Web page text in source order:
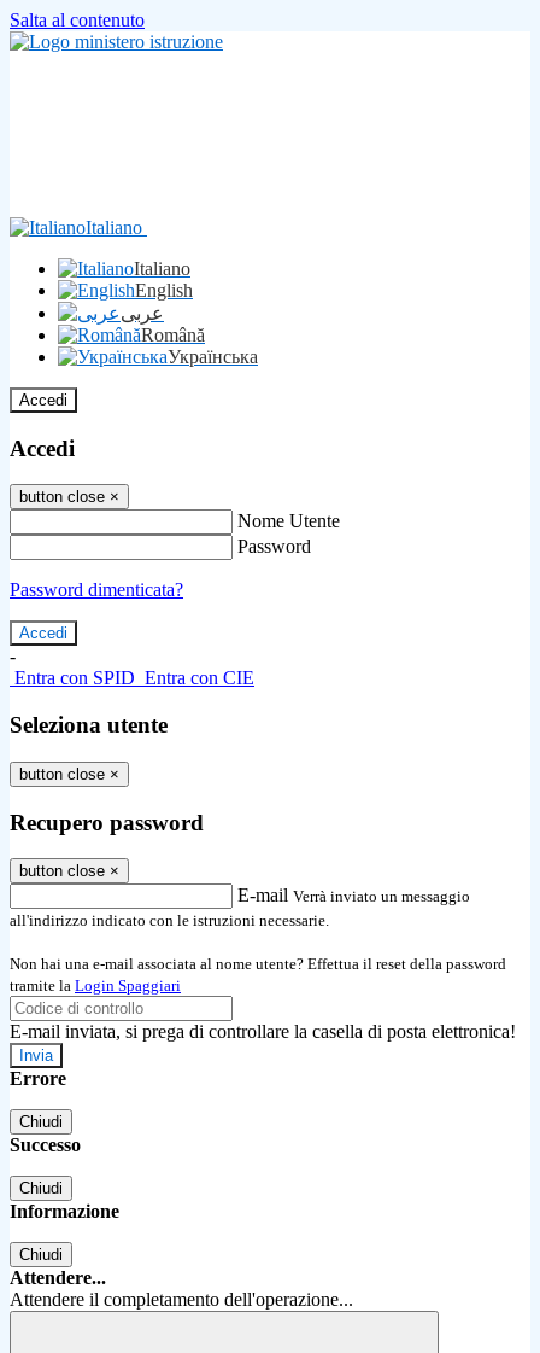
Salta al contenuto
Italiano
Italiano
English
عربى
Română
Українська
Accedi
Accedi
button close ×
Nome Utente
Password
Password dimenticata?
-
Entra con SPID Entra con CIE
Seleziona utente
button close ×
Recupero password
button close ×
E-mail Verrà inviato un messaggio
all'indirizzo indicato con le istruzioni necessarie.
Non hai una e-mail associata al nome utente? Effettua il reset della password
tramite la Login Spaggiari
E-mail inviata, si prega di controllare la casella di posta elettronica!
Errore
Chiudi
Successo
Chiudi
Informazione
Chiudi
Attendere...
Attendere il completamento dell'operazione...